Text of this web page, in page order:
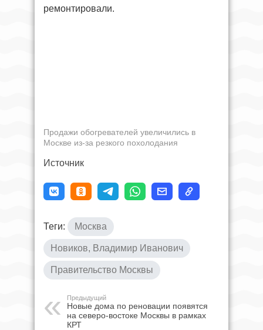
ремонтировали.
Продажи обогревателей увеличились в
Москве из-за резкого похолодания
Источник
Теги: Москва
Новиков, Владимир Иванович
Правительство Москвы
Предыдущий
Новые дома по реновации появятся
на северо-востоке Москвы в рамках
КРТ